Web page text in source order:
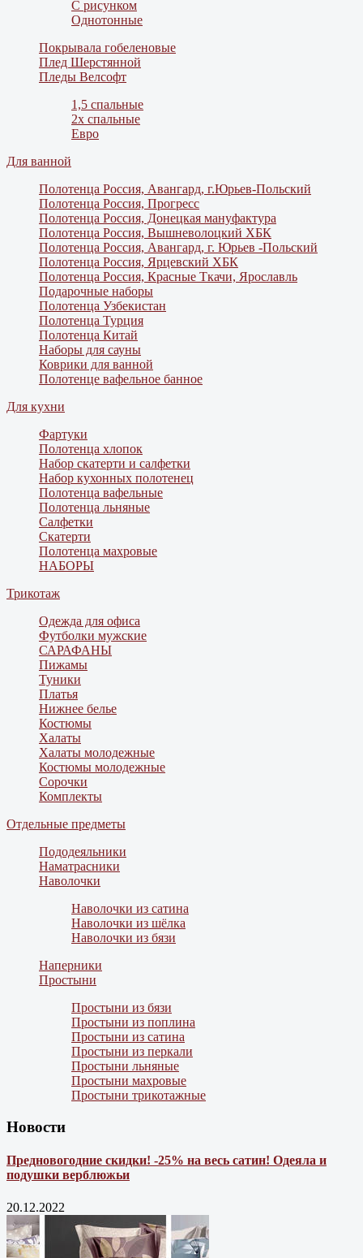
С рисунком
Однотонные
Покрывала гобеленовые
Плед Шерстянной
Пледы Велсофт
1,5 спальные
2х спальные
Евро
Для ванной
Полотенца Россия, Авангард, г.Юрьев-Польский
Полотенца Россия, Прогресс
Полотенца Россия, Донецкая мануфактура
Полотенца Россия, Вышневолоцкий ХБК
Полотенца Россия, Авангард, г. Юрьев -Польский
Полотенца Россия, Ярцевский ХБК
Полотенца Россия, Красные Ткачи, Ярославль
Подарочные наборы
Полотенца Узбекистан
Полотенца Турция
Полотенца Китай
Наборы для сауны
Коврики для ванной
Полотенце вафельное банное
Для кухни
Фартуки
Полотенца хлопок
Набор скатерти и салфетки
Набор кухонных полотенец
Полотенца вафельные
Полотенца льняные
Салфетки
Скатерти
Полотенца махровые
НАБОРЫ
Трикотаж
Одежда для офиса
Футболки мужские
САРАФАНЫ
Пижамы
Туники
Платья
Нижнее белье
Костюмы
Халаты
Халаты молодежные
Костюмы молодежные
Сорочки
Комплекты
Отдельные предметы
Пододеяльники
Наматрасники
Наволочки
Наволочки из сатина
Наволочки из шёлка
Наволочки из бязи
Наперники
Простыни
Простыни из бязи
Простыни из поплина
Простыни из сатина
Простыни из перкали
Простыни льняные
Простыни махровые
Простыни трикотажные
Новости
Предновогодние скидки! -25% на весь сатин! Одеяла и
подушки верблюжьи
20.12.2022